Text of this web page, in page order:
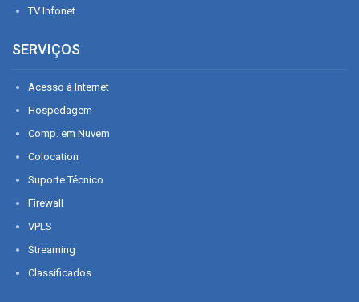
TV Infonet
SERVIÇOS
Acesso à Internet
Hospedagem
Comp. em Nuvem
Colocation
Suporte Técnico
Firewall
VPLS
Streaming
Classificados